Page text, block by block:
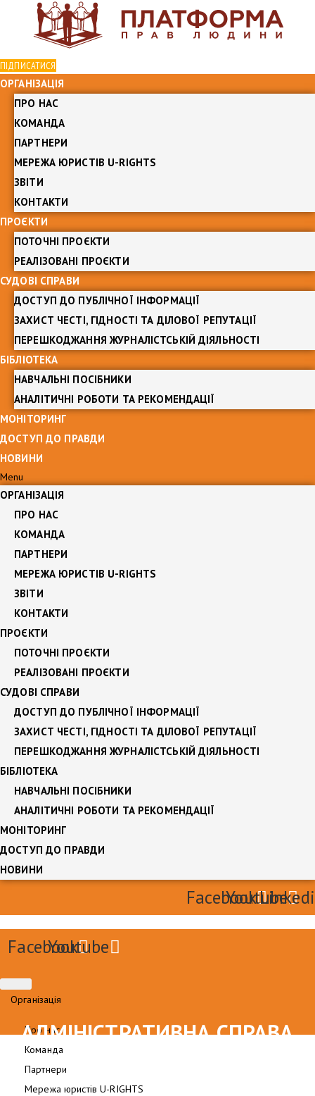
ПІДПИСАТИСЯ
ОРГАНІЗАЦІЯ
ПРО НАС
КОМАНДА
ПАРТНЕРИ
МЕРЕЖА ЮРИСТІВ U-RIGHTS
ЗВІТИ
КОНТАКТИ
ПРОЄКТИ
ПОТОЧНІ ПРОЄКТИ
РЕАЛІЗОВАНІ ПРОЄКТИ
СУДОВІ СПРАВИ
ДОСТУП ДО ПУБЛІЧНОЇ ІНФОРМАЦІЇ
ЗАХИСТ ЧЕСТІ, ГІДНОСТІ ТА ДІЛОВОЇ РЕПУТАЦІЇ
ПЕРЕШКОДЖАННЯ ЖУРНАЛІСТСЬКІЙ ДІЯЛЬНОСТІ
БІБЛІОТЕКА
НАВЧАЛЬНІ ПОСІБНИКИ
АНАЛІТИЧНІ РОБОТИ ТА РЕКОМЕНДАЦІЇ
МОНІТОРИНГ
ДОСТУП ДО ПРАВДИ
НОВИНИ
Menu
ОРГАНІЗАЦІЯ
ПРО НАС
КОМАНДА
ПАРТНЕРИ
МЕРЕЖА ЮРИСТІВ U-RIGHTS
ЗВІТИ
КОНТАКТИ
ПРОЄКТИ
ПОТОЧНІ ПРОЄКТИ
РЕАЛІЗОВАНІ ПРОЄКТИ
СУДОВІ СПРАВИ
ДОСТУП ДО ПУБЛІЧНОЇ ІНФОРМАЦІЇ
ЗАХИСТ ЧЕСТІ, ГІДНОСТІ ТА ДІЛОВОЇ РЕПУТАЦІЇ
ПЕРЕШКОДЖАННЯ ЖУРНАЛІСТСЬКІЙ ДІЯЛЬНОСТІ
БІБЛІОТЕКА
НАВЧАЛЬНІ ПОСІБНИКИ
АНАЛІТИЧНІ РОБОТИ ТА РЕКОМЕНДАЦІЇ
МОНІТОРИНГ
ДОСТУП ДО ПРАВДИ
НОВИНИ
FacebookYoutube
FacebookYoutube
Організація
Про нас
Команда
Партнери
Мережа юристів U-RIGHTS
АДМІНІСТРАТИВНА СПРАВА